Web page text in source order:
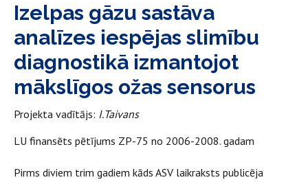
Izelpas gāzu sastāva
analīzes iespējas slimību
diagnostikā izmantojot
mākslīgos ožas sensorus
Projekta vadītājs: I.Taivans
LU finansēts pētījums ZP-75 no 2006-2008. gadam
Pirms diviem trim gadiem kāds ASV laikraksts publicēja